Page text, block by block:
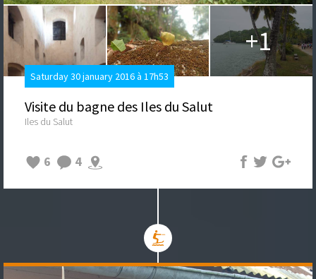
+1
Saturday 30 january 2016 à 17h53
Visite du bagne des Iles du Salut
Iles du Salut
6 4